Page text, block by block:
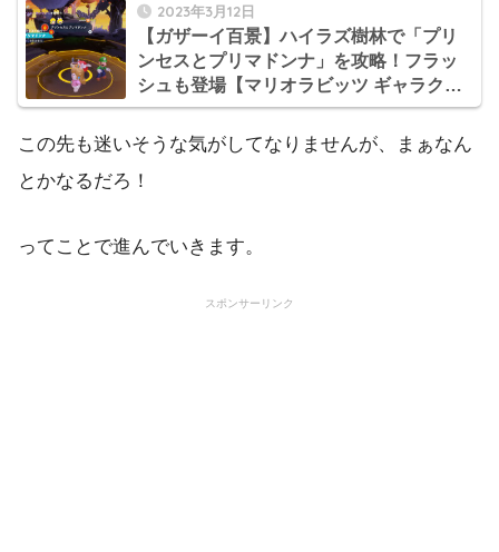
2023年3月12日
【ガザーイ百景】ハイラズ樹林で「プリ
ンセスとプリマドンナ」を攻略！フラッ
シュも登場【マリオラビッツ ギャラクシ
ーバトル日記】
この先も迷いそうな気がしてなりませんが、まぁなん
とかなるだろ！
ってことで進んでいきます。
スポンサーリンク